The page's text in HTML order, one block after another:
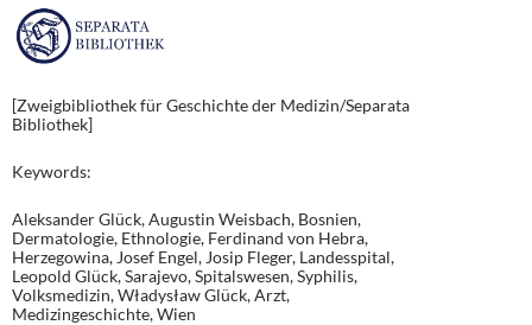
[Zweigbibliothek für Geschichte der Medizin/Separata
Bibliothek]
Keywords:
Aleksander Glück, Augustin Weisbach, Bosnien,
Dermatologie, Ethnologie, Ferdinand von Hebra,
Herzegowina, Josef Engel, Josip Fleger, Landesspital,
Leopold Glück, Sarajevo, Spitalswesen, Syphilis,
Volksmedizin, Władysław Glück, Arzt,
Medizingeschichte, Wien